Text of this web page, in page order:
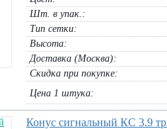
Шт. в упак.:
Тип сетки:
Высота:
Доставка (Москва):
Скидка при покупке:
Цена 1 штука:
Конус сигнальный КС 3.9